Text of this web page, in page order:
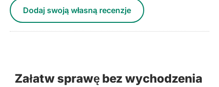
Dodaj swoją własną recenzje
Załatw sprawę bez wychodzenia